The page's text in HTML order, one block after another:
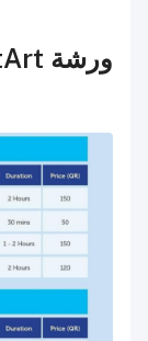
ورشة QatArt للفنون والحرف اليدوية